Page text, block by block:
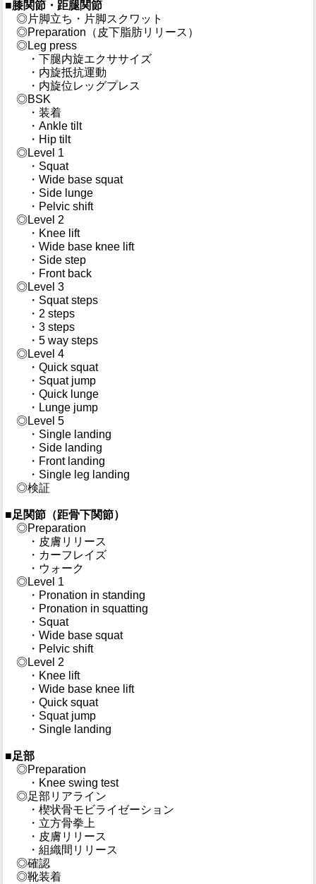
■膝関節・距腿関節
◎片脚立ち・片脚スクワット
◎Preparation（皮下脂肪リリース）
◎Leg press
・下腿内旋エクササイズ
・内旋抵抗運動
・内旋位レッグプレス
◎BSK
・装着
・Ankle tilt
・Hip tilt
◎Level 1
・Squat
・Wide base squat
・Side lunge
・Pelvic shift
◎Level 2
・Knee lift
・Wide base knee lift
・Side step
・Front back
◎Level 3
・Squat steps
・2 steps
・3 steps
・5 way steps
◎Level 4
・Quick squat
・Squat jump
・Quick lunge
・Lunge jump
◎Level 5
・Single landing
・Side landing
・Front landing
・Single leg landing
◎検証
■足関節（距骨下関節）
◎Preparation
・皮膚リリース
・カーフレイズ
・ウォーク
◎Level 1
・Pronation in standing
・Pronation in squatting
・Squat
・Wide base squat
・Pelvic shift
◎Level 2
・Knee lift
・Wide base knee lift
・Quick squat
・Squat jump
・Single landing
■足部
◎Preparation
・Knee swing test
◎足部リアライン
・楔状骨モビライゼーション
・立方骨拳上
・皮膚リリース
・組織間リリース
◎確認
◎靴装着